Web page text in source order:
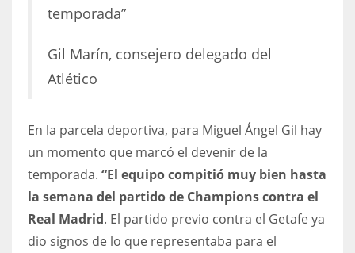
DAL
temporada”
Gil Marín, consejero delegado del
Atlético
En la parcela deportiva, para Miguel Ángel Gil hay
un momento que marcó el devenir de la
temporada. “El equipo compitió muy bien hasta
la semana del partido de Champions contra el
Real Madrid. El partido previo contra el Getafe ya
dio signos de lo que representaba para el